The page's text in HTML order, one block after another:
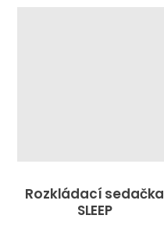
Rozkládací sedačka
SLEEP